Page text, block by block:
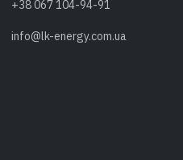
+38 067 104-94-91
info@lk-energy.com.ua